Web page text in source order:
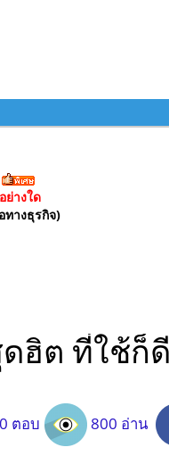
างใด
างธุรกิจ)
ฮิต ที่ใช้ก็
0 ตอบ 800 อ่าน